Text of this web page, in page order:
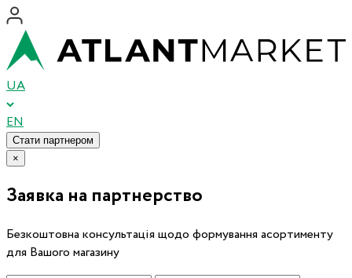
UA
EN
Стати партнером
×
Заявка на партнерство
Безкоштовна консультація щодо формування асортименту
для Вашого магазину